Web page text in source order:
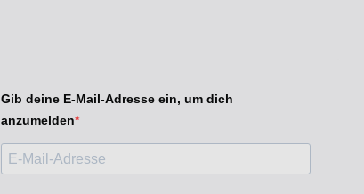
Gib deine E-Mail-Adresse ein, um dich
anzumelden